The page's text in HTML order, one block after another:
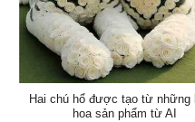
Hai chú hổ được tạo từ những
hoa sản phẩm từ AI